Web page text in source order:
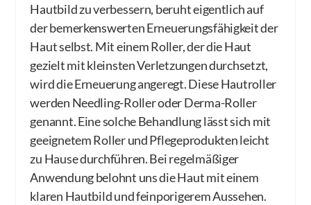
Hautbild zu verbessern, beruht eigentlich auf
der bemerkenswerten Erneuerungsfähigkeit der
Haut selbst. Mit einem Roller, der die Haut
gezielt mit kleinsten Verletzungen durchsetzt,
wird die Erneuerung angeregt. Diese Hautroller
werden Needling-Roller oder Derma-Roller
genannt. Eine solche Behandlung lässt sich mit
geeignetem Roller und Pflegeprodukten leicht
zu Hause durchführen. Bei regelmäßiger
Anwendung belohnt uns die Haut mit einem
klaren Hautbild und feinporigerem Aussehen.